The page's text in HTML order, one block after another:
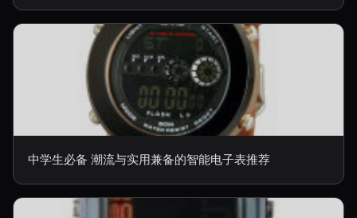
中学生必备 潮流与实用兼备的智能电子表推荐